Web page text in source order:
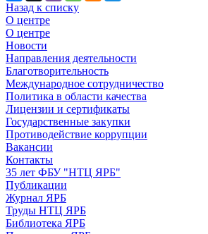
Назад к списку
О центре
О центре
Новости
Направления деятельности
Благотворительность
Международное сотрудничество
Политика в области качества
Лицензии и сертификаты
Государственные закупки
Противодействие коррупции
Вакансии
Контакты
35 лет ФБУ "НТЦ ЯРБ"
Публикации
Журнал ЯРБ
Труды НТЦ ЯРБ
Библиотека ЯРБ